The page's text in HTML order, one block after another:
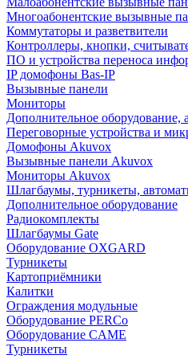
Многоабонентские вызывные
Коммутаторы и разветвители
Контроллеры, кнопки,
ПО и устройства переноса
IP домофоны Bas-IP
Вызывные панели
Мониторы
Дополнительное оборудование,
Переговорные устройства и
Домофоны Akuvox
Вызывные панели Akuvox
Мониторы Akuvox
Шлагбаумы, турникеты,
Дополнительное оборудование
Радиокомплекты
Шлагбаумы Gate
Оборудование OXGARD
Турникеты
Картоприёмники
Калитки
Ограждения модульные
Оборудование PERCo
Оборудование CAME
Турникеты